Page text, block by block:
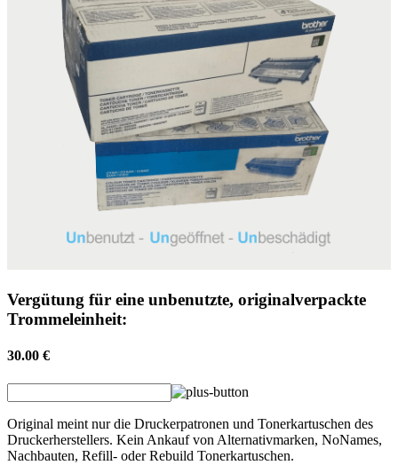
Vergütung für eine unbenutzte, originalverpackte
Trommeleinheit:
30.00 €
Original meint nur die Druckerpatronen und Tonerkartuschen des
Druckerherstellers. Kein Ankauf von Alternativmarken, NoNames,
Nachbauten, Refill- oder Rebuild Tonerkartuschen.